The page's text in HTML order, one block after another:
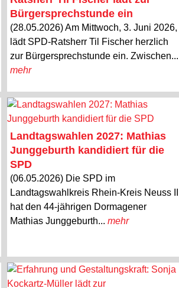
Bürgersprechstunde ein
(28.05.2026) Am Mittwoch, 3. Juni 2026,
lädt SPD-Ratsherr Til Fischer herzlich
zur Bürgersprechstunde ein. Zwischen...
mehr
Landtagswahlen 2027: Mathias
Junggeburth kandidiert für die
SPD
(06.05.2026) Die SPD im
Landtagswahlkreis Rhein-Kreis Neuss II
hat den 44-jährigen Dormagener
Mathias Junggeburth... mehr